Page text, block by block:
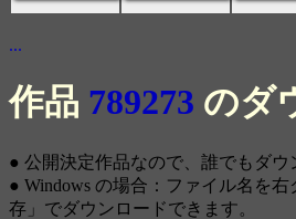
...
作品 789273 のダ
● 公開決定作品なので、誰でもダウ
● Windows の場合：ファイル名を
存」でダウンロードできます。